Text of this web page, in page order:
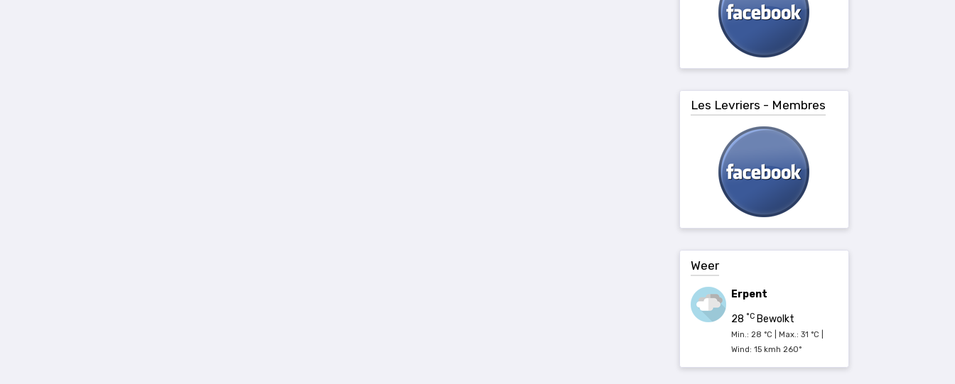
Les Levriers - Membres
Weer
Erpent
28 °CBewolkt
Min.: 28 °C | Max.: 31 °C |
Wind: 15 kmh 260°